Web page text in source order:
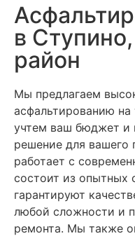
в
район
Мы предлагаем
асфальтированию
учтем ваш бюджет и
решение для вашего
работает с
состоит из опытных
гарантируют
любой сложности и
ремонта. Мы также